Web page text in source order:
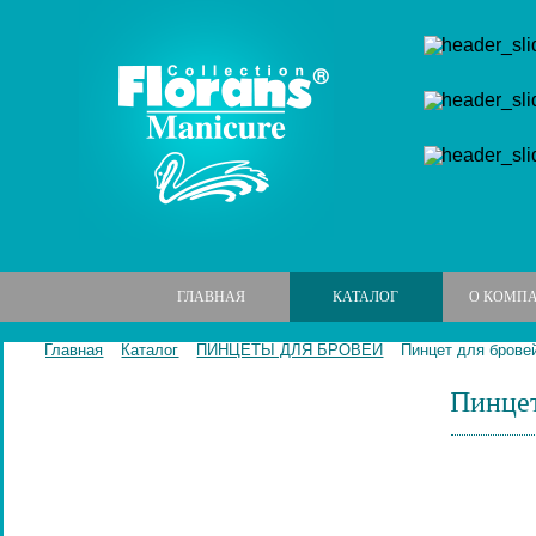
ГЛАВНАЯ КАТАЛОГ О
Главная Каталог ПИНЦЕТЫ ДЛЯ БРОВЕЙ Пинцет для